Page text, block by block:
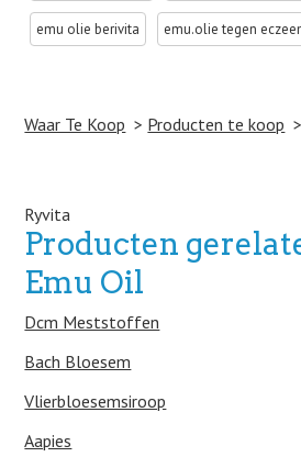
emu olie berivita emu.olie tegen
Waar Te Koop Producten te koop
Post navigation
Ryvita
Producten
Emu Oil
Dcm Meststoffen
Bach Bloesem
Vlierbloesemsiroop
Aapies